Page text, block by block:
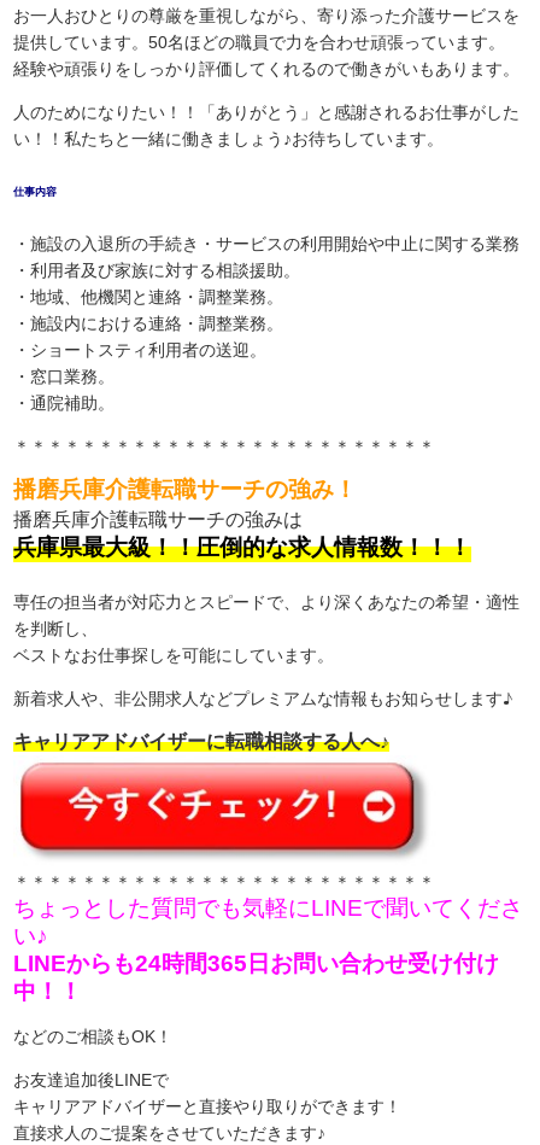
お一人おひとりの尊厳を重視しながら、寄り添った介護サービスを
提供しています。50名ほどの職員で力を合わせ頑張っています。
経験や頑張りをしっかり評価してくれるので働きがいもあります。
人のためになりたい！！「ありがとう」と感謝されるお仕事がした
い！！私たちと一緒に働きましょう♪お待ちしています。
仕事内容
・施設の入退所の手続き・サービスの利用開始や中止に関する業務
・利用者及び家族に対する相談援助。
・地域、他機関と連絡・調整業務。
・施設内における連絡・調整業務。
・ショートスティ利用者の送迎。
・窓口業務。
・通院補助。
＊＊＊＊＊＊＊＊＊＊＊＊＊＊＊＊＊＊＊＊＊＊＊＊＊
播磨兵庫介護転職サーチの強み！
播磨兵庫介護転職サーチの強みは
兵庫県最大級！！圧倒的な求人情報数！！！
専任の担当者が対応力とスピードで、より深くあなたの希望・適性
を判断し、
ベストなお仕事探しを可能にしています。
新着求人や、非公開求人などプレミアムな情報もお知らせします♪
キャリアアドバイザーに転職相談する人へ♪
＊＊＊＊＊＊＊＊＊＊＊＊＊＊＊＊＊＊＊＊＊＊＊＊＊
ちょっとした質問でも気軽にLINEで聞いてくださ
い♪
LINEからも24時間365日お問い合わせ受け付け
中！！
などのご相談もOK！
お友達追加後LINEで
キャリアアドバイザーと直接やり取りができます！
直接求人のご提案をさせていただきます♪